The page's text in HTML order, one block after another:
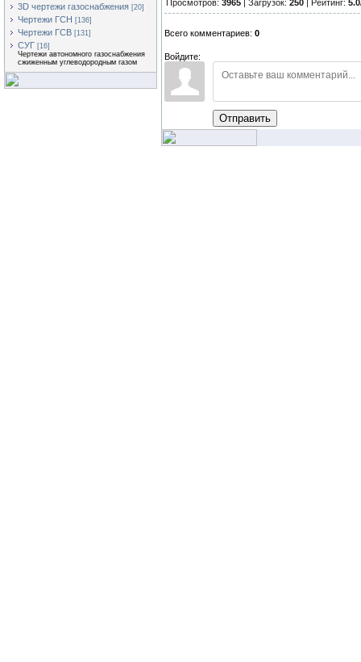
3D чертежи газоснабжения [20]
Чертежи ГСН [136]
Чертежи ГСВ [131]
СУГ [16]
Чертежи автономного газоснабжения
сжиженным углеводородным газом
Просмотров: 3965 | Загрузок: 250 | Рейтинг: 5.0
Всего комментариев: 0
Войдите:
Отправить